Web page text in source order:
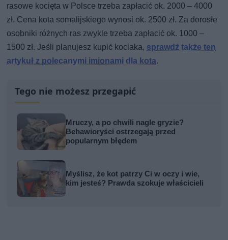
rasowe kocięta w Polsce trzeba zapłacić ok. 2000 – 4000
zł. Cena kota somalijskiego wynosi ok. 2500 zł. Za dorosłe
osobniki różnych ras zwykle trzeba zapłacić ok. 1000 –
1500 zł. Jeśli planujesz kupić kociaka, sprawdź także ten
artykuł z polecanymi imionami dla kota.
Tego nie możesz przegapić
Mruczy, a po chwili nagle gryzie?
Behawioryści ostrzegają przed
popularnym błędem
Myślisz, że kot patrzy Ci w oczy i wie,
kim jesteś? Prawda szokuje właścicieli